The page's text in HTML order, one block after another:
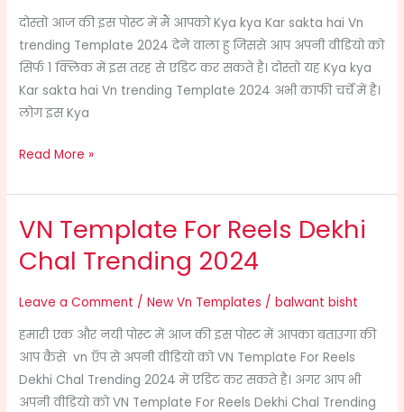
दोस्तो आज की इस पोस्ट में मैं आपको Kya kya Kar sakta hai Vn
trending Template 2024 देने वाला हु जिससे आप अपनी वीडियो को
सिर्फ 1 क्लिक में इस तरह से एडिट कर सकते है। दोस्तो यह Kya kya
Kar sakta hai Vn trending Template 2024 अभी काफी चर्चे में है।
लोग इस Kya
Read More »
VN Template For Reels Dekhi
Chal Trending 2024
Leave a Comment /New Vn Templates /balwant bisht
हमारी एक और नयी पोस्ट में आज की इस पोस्ट में आपका बताउगा की
आप कैसे vn ऍप से अपनी वीडियो को VN Template For Reels
Dekhi Chal Trending 2024 में एडिट कर सकते है। अगर आप भी
अपनी वीडियो को VN Template For Reels Dekhi Chal Trending
VN
For
Chal
Trending
2024